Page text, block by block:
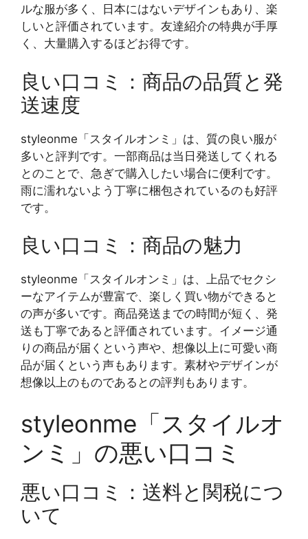
ルな服が多く、日本にはないデザインもあり、楽
しいと評価されています。友達紹介の特典が手厚
く、大量購入するほどお得です。
良い口コミ：商品の品質と発
送速度
styleonme「スタイルオンミ」は、質の良い服が
多いと評判です。一部商品は当日発送してくれる
とのことで、急ぎで購入したい場合に便利です。
雨に濡れないよう丁寧に梱包されているのも好評
です。
良い口コミ：商品の魅力
styleonme「スタイルオンミ」は、上品でセクシ
ーなアイテムが豊富で、楽しく買い物ができると
の声が多いです。商品発送までの時間が短く、発
送も丁寧であると評価されています。イメージ通
りの商品が届くという声や、想像以上に可愛い商
品が届くという声もあります。素材やデザインが
想像以上のものであるとの評判もあります。
styleonme「スタイルオ
ンミ」の悪い口コミ
悪い口コミ：送料と関税につ
いて